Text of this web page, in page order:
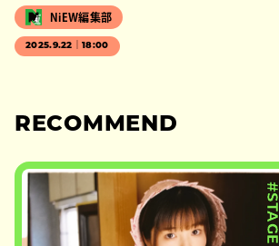
NiEW編集部
2025.9.22｜18:00
RECOMMEND
#STAGE